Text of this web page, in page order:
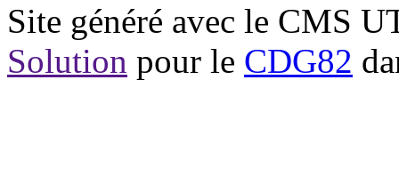
Site généré avec le CMS
Solution pour le CDG82